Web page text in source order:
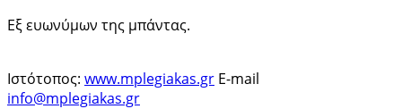
Εξ ευωνύμων της μπάντας.
Ιστότοπος: www.mplegiakas.gr E-mail
info@mplegiakas.gr